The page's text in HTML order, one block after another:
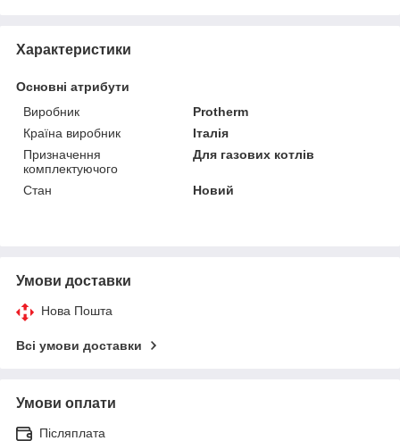
Характеристики
Основні атрибути
Виробник
Protherm
Країна виробник
Італія
Призначення
комплектуючого
Для газових котлів
Стан Новий
Умови доставки
Нова Пошта
Всі умови доставки
Умови оплати
Післяплата